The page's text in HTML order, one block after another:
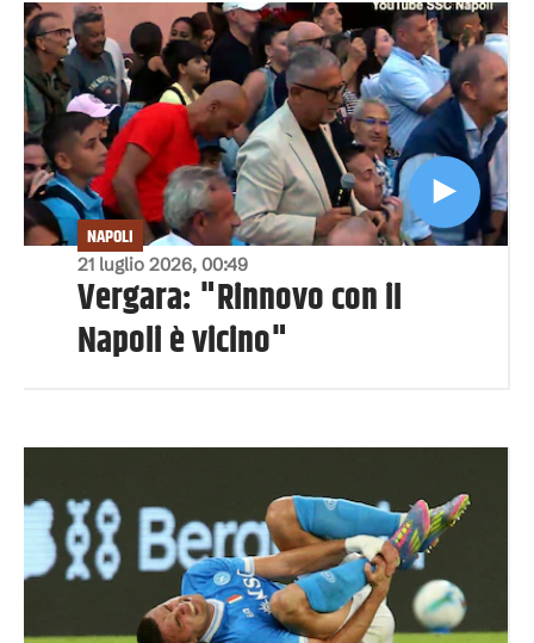
21 luglio 2026, 00:49
NAPOLI
Vergara: "Rinnovo con il
Napoli è vicino"